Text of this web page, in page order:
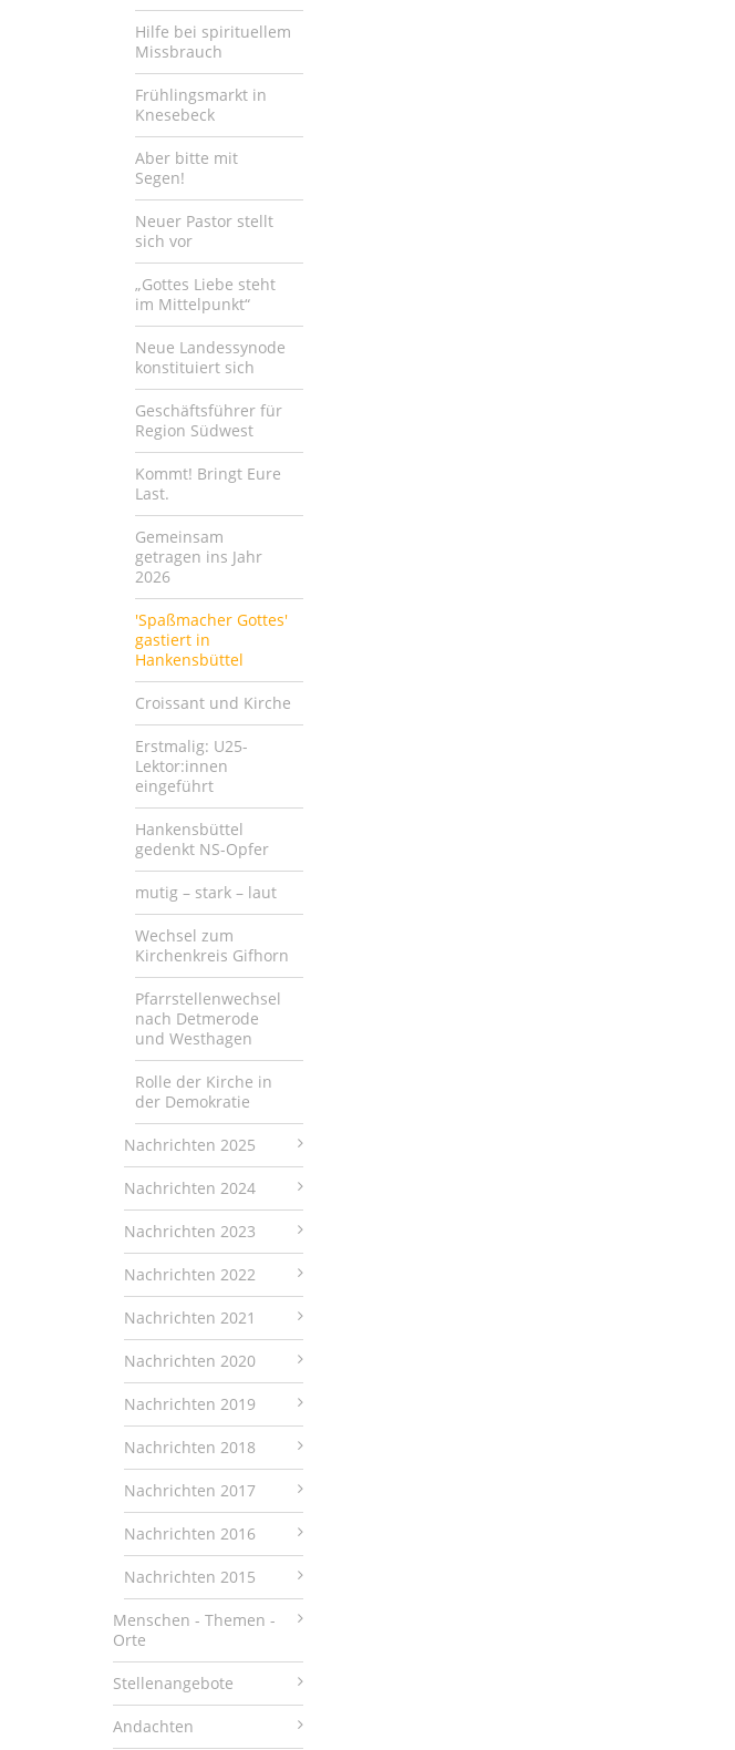
Hilfe bei spirituellem
Missbrauch
Frühlingsmarkt in
Knesebeck
Aber bitte mit
Segen!
Neuer Pastor stellt
sich vor
„Gottes Liebe steht
im Mittelpunkt“
Neue Landessynode
konstituiert sich
Geschäftsführer für
Region Südwest
Kommt! Bringt Eure
Last.
Gemeinsam
getragen ins Jahr
2026
'Spaßmacher Gottes'
gastiert in
Hankensbüttel
Croissant und Kirche
Erstmalig: U25-
Lektor:innen
eingeführt
Hankensbüttel
gedenkt NS-Opfer
mutig – stark – laut
Wechsel zum
Kirchenkreis Gifhorn
Pfarrstellenwechsel
nach Detmerode
und Westhagen
Rolle der Kirche in
der Demokratie
Nachrichten 2025
Nachrichten 2024
Nachrichten 2023
Nachrichten 2022
Nachrichten 2021
Nachrichten 2020
Nachrichten 2019
Nachrichten 2018
Nachrichten 2017
Nachrichten 2016
Nachrichten 2015
Menschen - Themen -
Orte
Stellenangebote
Andachten